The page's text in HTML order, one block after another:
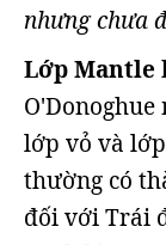
nhưng chưa
Lớp Mantle
lớp vỏ và
thường có
đối với Trái